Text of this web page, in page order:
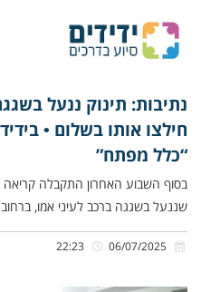
נתיבות: תינוק ננעל
חילצו אותו בשלום •
“כלל מפתח”
בסוף השבוע האחרון התקבלה קריאה
שננעל בשגגה ברכב לעיני אמו,